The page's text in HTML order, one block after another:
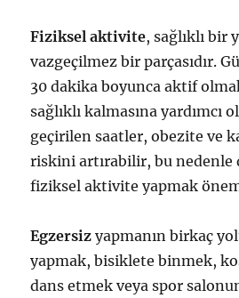
Fiziksel aktivite, sağlıklı bir
vazgeçilmez bir parçasıdır.
30 dakika boyunca aktif
sağlıklı kalmasına yardımcı
geçirilen saatler, obezite ve
riskini artırabilir, bu nedenle
fiziksel aktivite yapmak
Egzersiz yapmanın birkaç
yapmak, bisiklete binmek,
dans etmek veya spor